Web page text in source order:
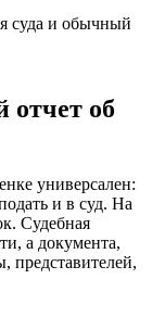
суда и обычный
отчет об
универсален:
и в суд. На
Судебная
а документа,
представителей,